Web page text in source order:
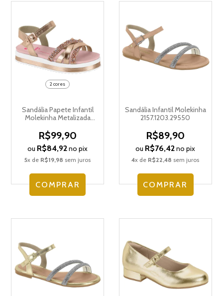
2 cores
Sandália Papete Infantil
Molekinha Metalizada
R$99,90
ou R$84,92no pix
5x de R$19,98 sem juros
COMPRAR
Sandália Infantil Molekinha
2157.1203.29550
R$89,90
ou R$76,42no pix
4x de R$22,48 sem juros
COMPRAR